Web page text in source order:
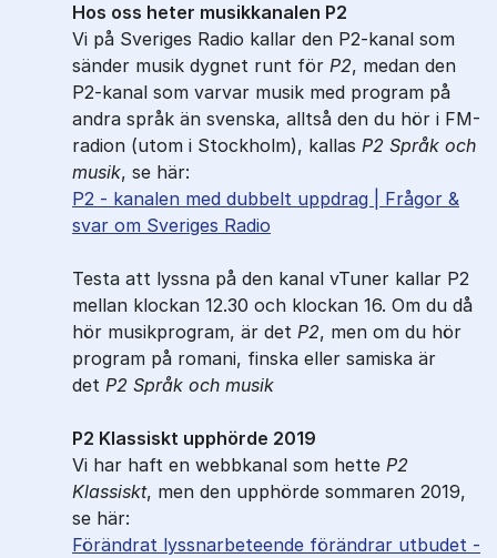
Hos oss heter musikkanalen P2
Vi på Sveriges Radio kallar den P2-kanal som
sänder musik dygnet runt för P2, medan den
P2-kanal som varvar musik med program på
andra språk än svenska, alltså den du hör i FM-
radion (utom i Stockholm), kallas P2 Språk och
musik, se här:
P2 - kanalen med dubbelt uppdrag | Frågor &
svar om Sveriges Radio
Testa att lyssna på den kanal vTuner kallar P2
mellan klockan 12.30 och klockan 16. Om du då
hör musikprogram, är det P2, men om du hör
program på romani, finska eller samiska är
det P2 Språk och musik
P2 Klassiskt upphörde 2019
Vi har haft en webbkanal som hette P2
Klassiskt, men den upphörde sommaren 2019,
se här:
Förändrat lyssnarbeteende förändrar utbudet -